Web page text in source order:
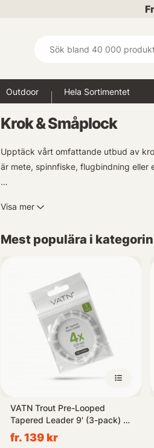
Outdoor Hela Sortimentet
Krok & Småplock
Upptäck vårt omfattande utbud av
är mete, spinnfiske, flugbindning
nästa fisketur. Utforska vår komplett
Visa mer
Mest populära i kategorin
VATN Trout Pre-Looped
Tapered Leader 9' (3-pack) -
4X 0,18mm
fr. 139 kr